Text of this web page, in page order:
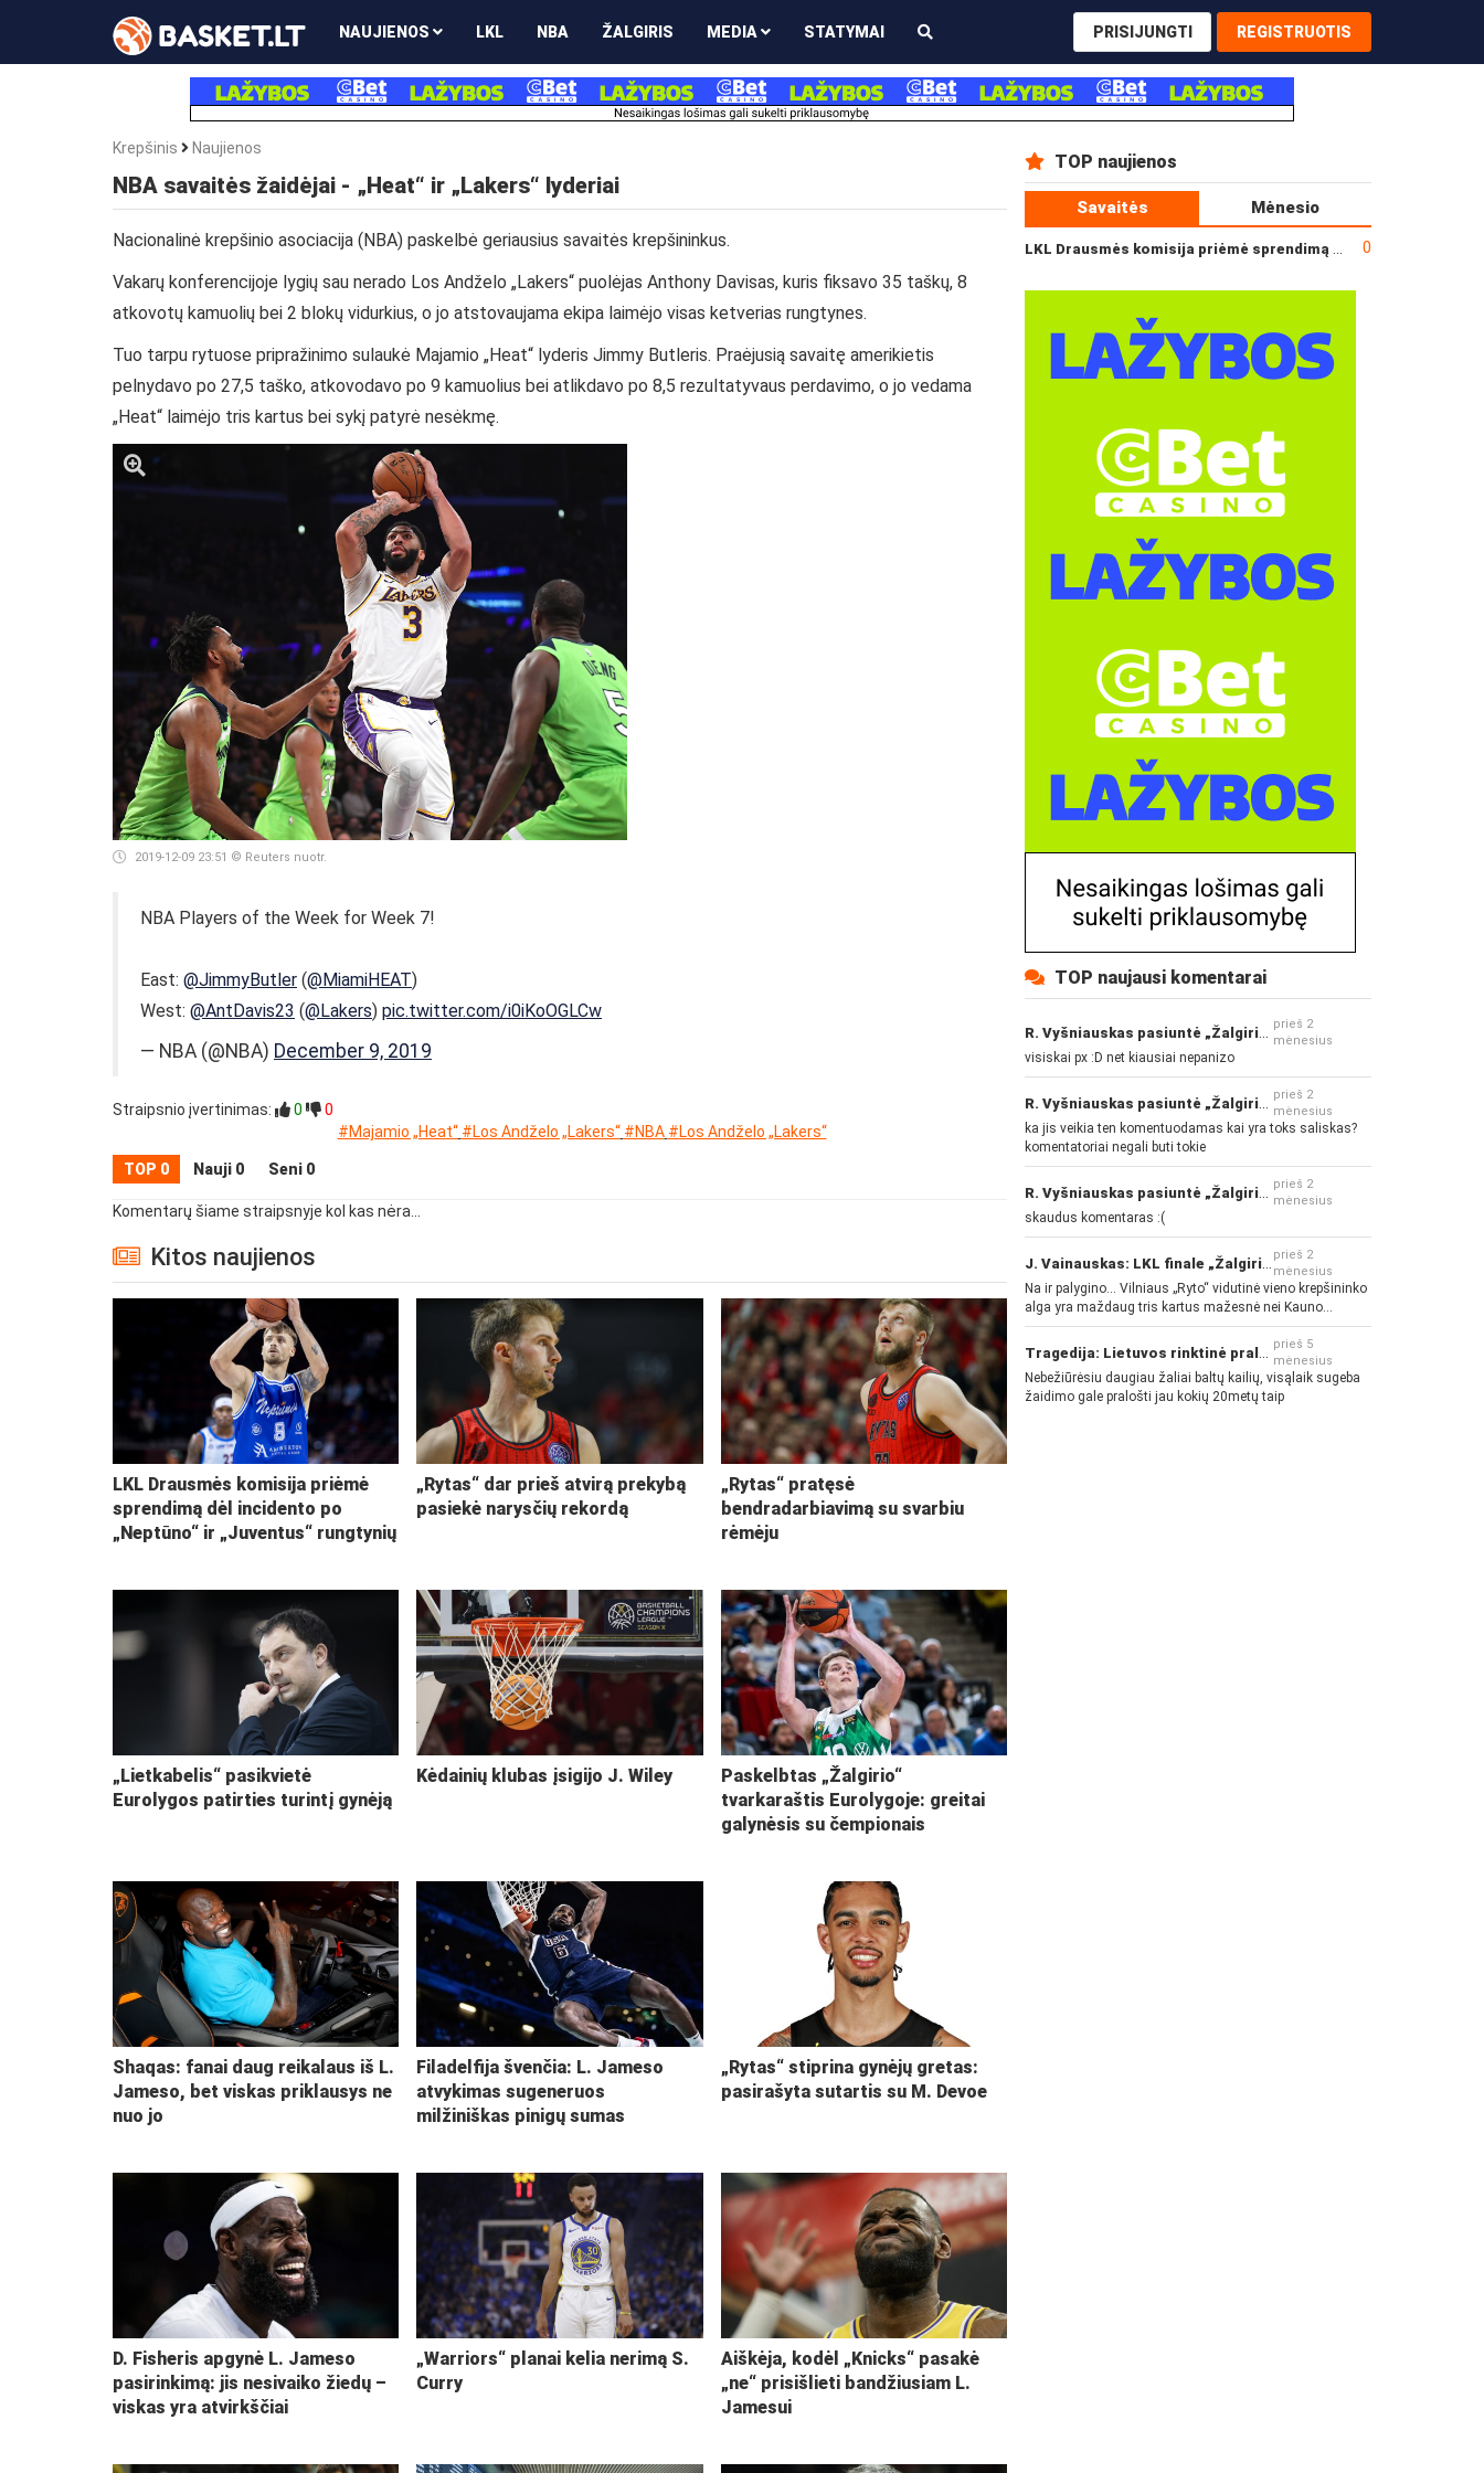
NAUJIENOS LKL NBA ŽALGIRIS MEDIA STATYMAI PRISIJUNGTI REGISTRUOTIS
Krepšinis Naujienos
NBA savaitės žaidėjai - „Heat“ ir „Lakers“ lyderiai
Nacionalinė krepšinio asociacija (NBA) paskelbė geriausius savaitės krepšininkus.
Vakarų konferencijoje lygių sau nerado Los Andželo „Lakers“ puolėjas Anthony Davisas, kuris fiksavo 35 taškų, 8
atkovotų kamuolių bei 2 blokų vidurkius, o jo atstovaujama ekipa laimėjo visas ketverias rungtynes.
Tuo tarpu rytuose pripražinimo sulaukė Majamio „Heat“ lyderis Jimmy Butleris. Praėjusią savaitę amerikietis
pelnydavo po 27,5 taško, atkovodavo po 9 kamuolius bei atlikdavo po 8,5 rezultatyvaus perdavimo, o jo vedama
„Heat“ laimėjo tris kartus bei sykį patyrė nesėkmę.
2019-12-09 23:51 © Reuters nuotr.
NBA Players of the Week for Week 7!
East: @JimmyButler (@MiamiHEAT)
West: @AntDavis23 (@Lakers) pic.twitter.com/i0iKoOGLCw
— NBA (@NBA) December 9, 2019
Straipsnio įvertinimas: 0
0
#Majamio „Heat“ #Los Andželo „Lakers“ #NBA #Los Andželo „Lakers“
TOP 0 Nauji 0 Seni 0
Komentarų šiame straipsnyje kol kas nėra...
Kitos naujienos
LKL Drausmės komisija priėmė
sprendimą dėl incidento po
„Neptūno“ ir „Juventus“ rungtynių
„Rytas“ dar prieš atvirą prekybą
pasiekė narysčių rekordą
„Rytas“ pratęsė
bendradarbiavimą su svarbiu
rėmėju
„Lietkabelis“ pasikvietė
Eurolygos patirties turintį gynėją
Kėdainių klubas įsigijo J. Wiley
Paskelbtas „Žalgirio“
tvarkaraštis Eurolygoje: greitai
galynėsis su čempionais
Shaqas: fanai daug reikalaus iš L.
Jameso, bet viskas priklausys ne
nuo jo
Filadelfija švenčia: L. Jameso
atvykimas sugeneruos
milžiniškas pinigų sumas
„Rytas“ stiprina gynėjų gretas:
pasirašyta sutartis su M. Devoe
D. Fisheris apgynė L. Jameso
pasirinkimą: jis nesivaiko žiedų –
viskas yra atvirkščiai
„Warriors“ planai kelia nerimą S.
Curry
Aiškėja, kodėl „Knicks“ pasakė
„ne“ prisišlieti bandžiusiam L.
Jamesui
TOP naujienos
Savaitės Mėnesio
0
TOP naujausi komentarai
prieš 2
mėnesius
visiskai px :D net kiausiai nepanizo
prieš 2
mėnesius
ka jis veikia ten komentuodamas kai yra toks saliskas?
komentatoriai negali buti tokie
prieš 2
mėnesius
skaudus komentaras :(
prieš 2
mėnesius
Na ir palygino... Vilniaus „Ryto“ vidutinė vieno krepšininko
alga yra maždaug tris kartus mažesnė nei Kauno
„Žalgirio“... Mokama už sugebėjimus... Nėra pinigų - nėra
gerų žaidėjų...
prieš 5
mėnesius
Nebežiūrėsiu daugiau žaliai baltų kailių, visąlaik sugeba
žaidimo gale pralošti jau kokių 20metų taip